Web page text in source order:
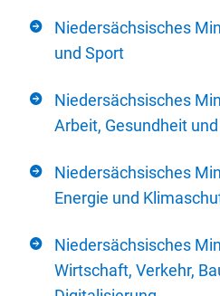
Niedersächsisches
und Sport
Niedersächsisches
Arbeit, Gesundheit
Niedersächsisches
Energie und
Niedersächsisches
Wirtschaft, Verkehr,